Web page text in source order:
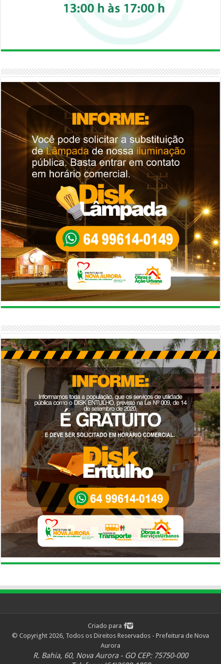
Criado para
© Copyright 2026, Todos os Direitos Reservados - Prefeitura de Nova
Aurora
R. Bahia, 60, Nova Aurora - GO CEP: 75750-000